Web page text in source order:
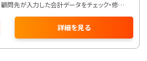
詳細を見る
顧問先が入力した会計データをチェック・修正
主に使用している会計ソフトはMJS,freee、MF
２．年末調整ソフトの入力作業